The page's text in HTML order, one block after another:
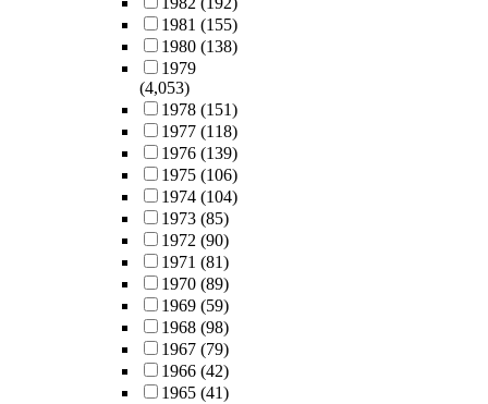
1981 (155)
1980 (138)
1979
(4,053)
1978 (151)
1977 (118)
1976 (139)
1975 (106)
1974 (104)
1973 (85)
1972 (90)
1971 (81)
1970 (89)
1969 (59)
1968 (98)
1967 (79)
1966 (42)
1965 (41)